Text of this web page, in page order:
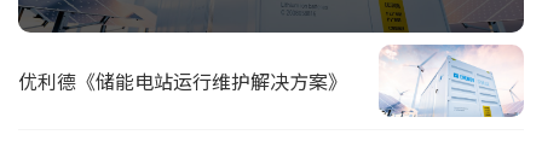
优利德《储能电站运行维护解决方案》